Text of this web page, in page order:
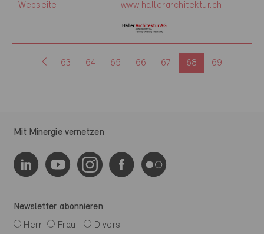
Webseite www.hallerarchitektur.ch
63 64 65 66 67 68 69
Mit Minergie vernetzen
Newsletter abonnieren
Herr
Frau Divers